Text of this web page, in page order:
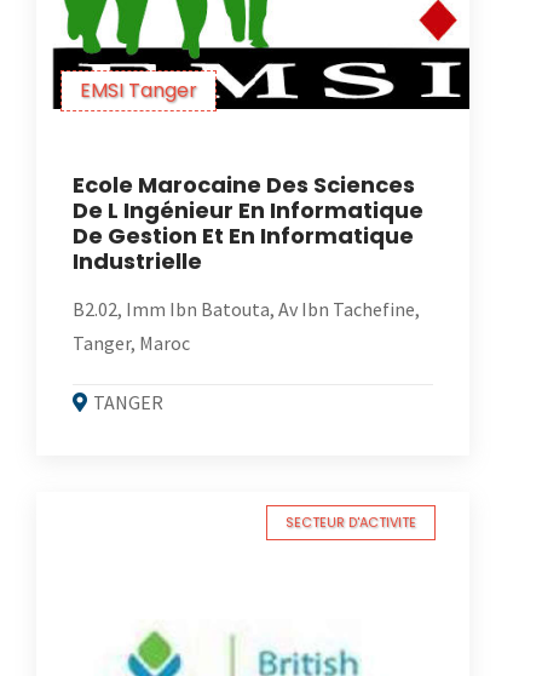
EMSI Tanger
Ecole Marocaine Des Sciences
De L Ingénieur En Informatique
De Gestion Et En Informatique
Industrielle
B2.02, Imm Ibn Batouta, Av Ibn Tachefine,
Tanger, Maroc
TANGER
SECTEUR D'ACTIVITE